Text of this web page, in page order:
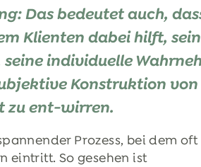
Das bedeutet auch,
Klienten dabei hilft,
seine individuelle
Konstruktion von
zu ent-wirren.
Prozess, bei dem
eintritt. So gesehen ist